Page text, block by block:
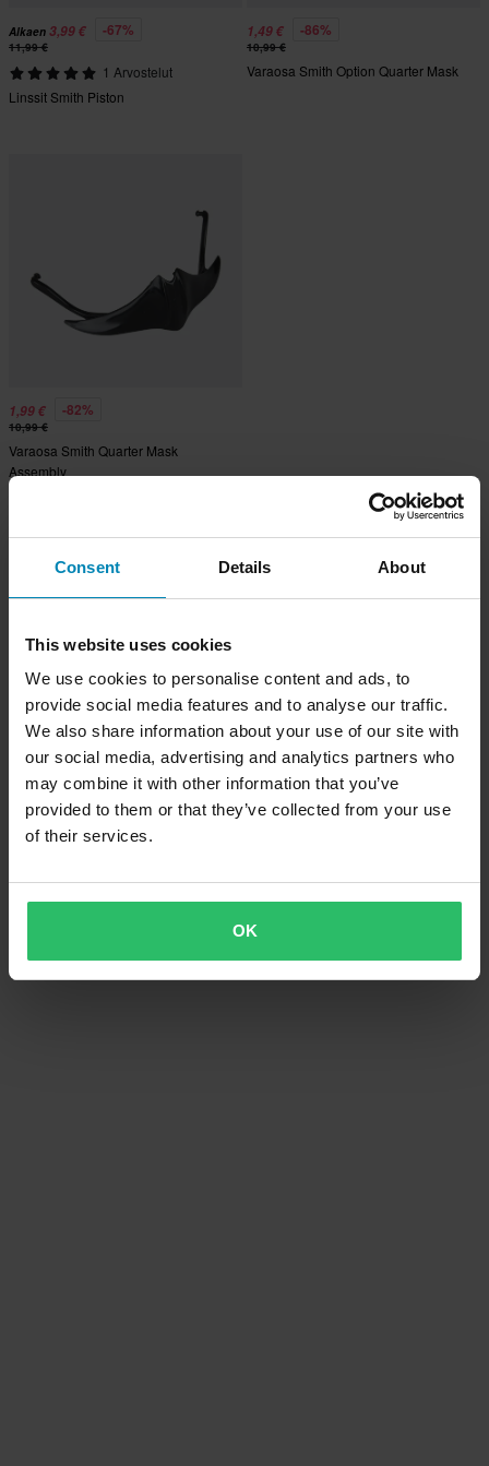
Consent Details About
This website uses cookies
We use cookies to personalise content and ads, to
provide social media features and to analyse our traffic.
We also share information about your use of our site with
our social media, advertising and analytics partners who
may combine it with other information that you’ve
provided to them or that they’ve collected from your use
of their services.
OK
Alkaen 3,99 € -67%
11,99 €
1 Arvostelut
Linssit Smith Piston
1,49 € -86%
10,99 €
Varaosa Smith Option Quarter Mask
1,99 € -82%
10,99 €
Varaosa Smith Quarter Mask
Assembly